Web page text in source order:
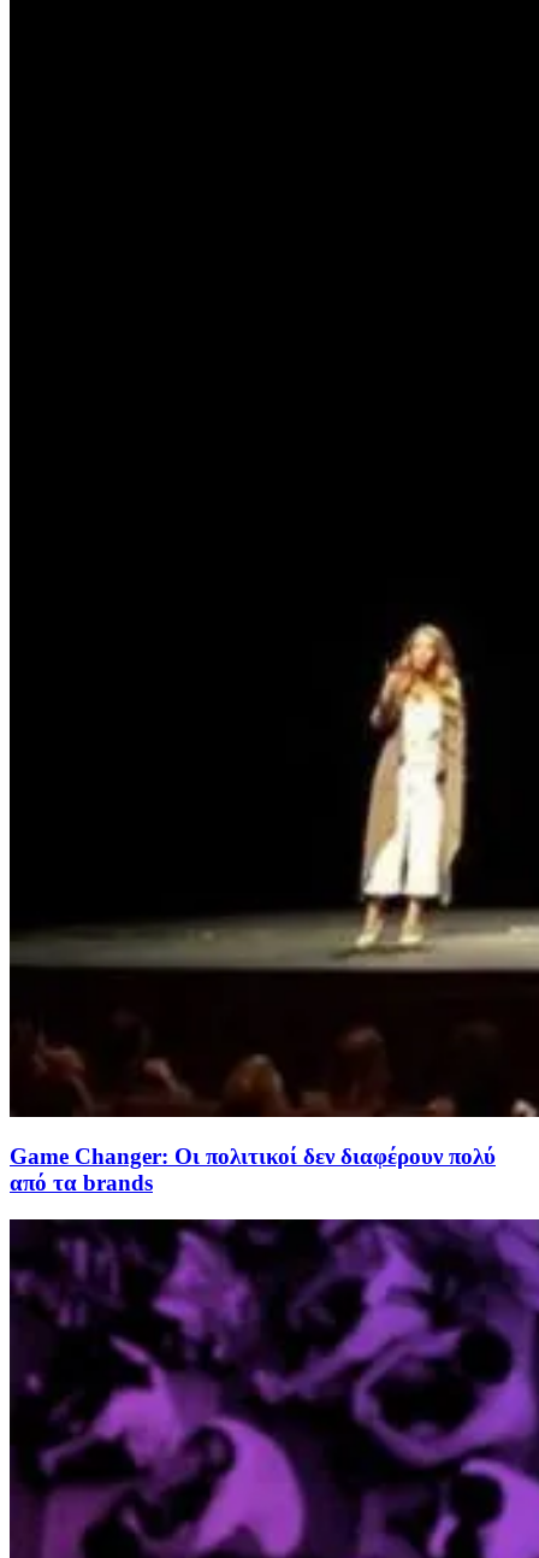
Game Changer: Οι πολιτικοί δεν διαφέρουν πολύ
από τα brands